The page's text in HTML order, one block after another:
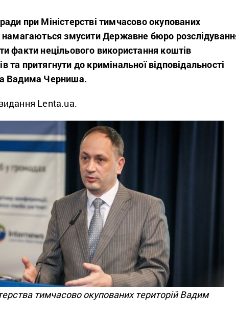
при Міністерстві тимчасово окупованих
намагаються змусити Державне бюро
факти нецільового використання коштів
та притягнути до кримінальної відповідальності
Вадима Черниша.
Lenta.ua.
тимчасово окупованих територій Вадим